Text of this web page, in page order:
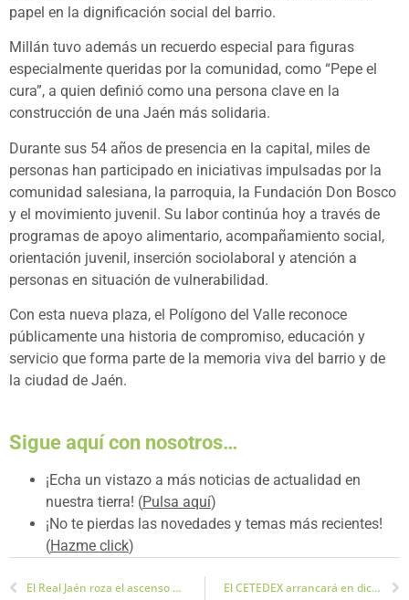
papel en la dignificación social del barrio.
Millán tuvo además un recuerdo especial para figuras
especialmente queridas por la comunidad, como “Pepe el
cura”, a quien definió como una persona clave en la
construcción de una Jaén más solidaria.
Durante sus 54 años de presencia en la capital, miles de
personas han participado en iniciativas impulsadas por la
comunidad salesiana, la parroquia, la Fundación Don Bosco
y el movimiento juvenil. Su labor continúa hoy a través de
programas de apoyo alimentario, acompañamiento social,
orientación juvenil, inserción sociolaboral y atención a
personas en situación de vulnerabilidad.
Con esta nueva plaza, el Polígono del Valle reconoce
públicamente una historia de compromiso, educación y
servicio que forma parte de la memoria viva del barrio y de
la ciudad de Jaén.
Sigue aquí con nosotros…
¡Echa un vistazo a más noticias de actualidad en
nuestra tierra! (Pulsa aquí)
¡No te pierdas las novedades y temas más recientes!
(Hazme click)
El Real Jaén roza el ascenso a la Primera RFEF El CETEDEX arrancará en diciembre